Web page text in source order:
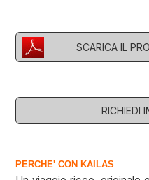
SCARICA IL
RICHIEDI
PERCHE' CON KAILAS